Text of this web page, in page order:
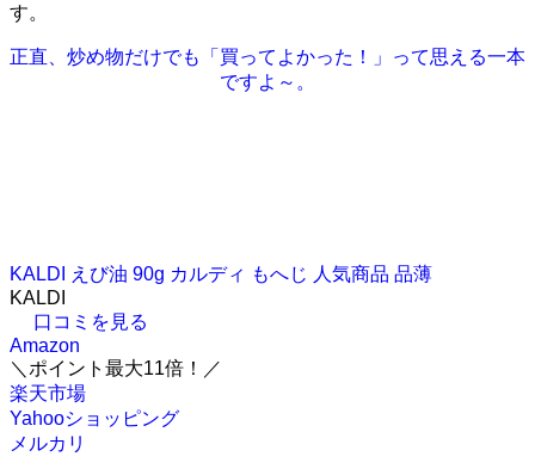
す。
正直、炒め物だけでも「買ってよかった！」って思える一本
ですよ～。
KALDI えび油 90g カルディ もへじ 人気商品 品薄
KALDI
口コミを見る
Amazon
＼ポイント最大11倍！／
楽天市場
Yahooショッピング
メルカリ